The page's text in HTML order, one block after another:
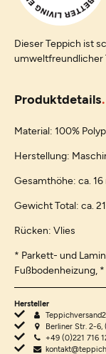
Dieser Teppich ist
umweltfreundlicher
Produktdetails
Material: 100%
Herstellung:
Gesamthöhe: ca. 16
Gewicht Total: ca.
Rücken: Vlies
* Parkett- und
Fußbodenheizung,
Hersteller
Berliner Str. 2-6,
+49 (0)221 716